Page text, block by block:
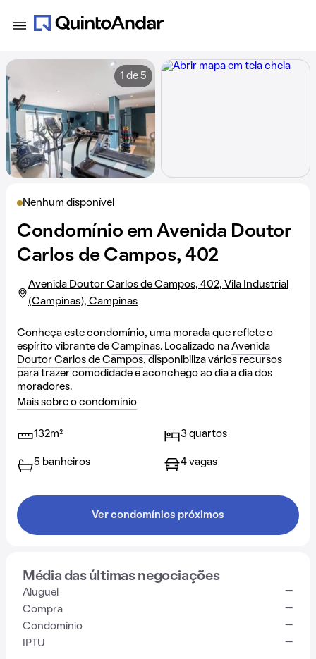
Nenhum disponível
Condomínio em Avenida Doutor
Carlos de Campos, 402
Avenida Doutor Carlos de Campos, 402, Vila Industrial
(Campinas), Campinas
Conheça este condomínio, uma morada que reflete o
espírito vibrante de Campinas. Localizado na Avenida
Doutor Carlos de Campos, disponibiliza vários recursos
para trazer comodidade e aconchego ao dia a dia dos
moradores.
Mais sobre o condomínio
132m² 3 quartos
5 banheiros 4 vagas
Ver condomínios próximos
Média das últimas negociações
Aluguel -
Compra -
Condomínio -
IPTU -
1 de 5